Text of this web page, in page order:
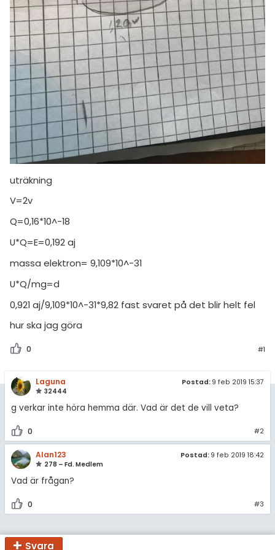
uträkning
V=2v
Q=0,16*10^-18
U*Q=E=0,192 aj
massa elektron= 9,109*10^-31
U*Q/mg=d
0,921 aj/9,109*10^-31*9,82 fast svaret på det blir helt fel
hur ska jag göra
0 #1
Laguna
32444
Postad: 9 feb 2019 15:37
g verkar inte höra hemma där. Vad är det de vill veta?
0 #2
Alan123
278 – Fd. Medlem
Postad: 9 feb 2019 18:42
Vad är frågan?
0 #3
Svara